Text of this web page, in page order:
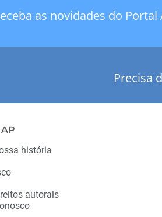
as novidades do
Precisa
história
autorais